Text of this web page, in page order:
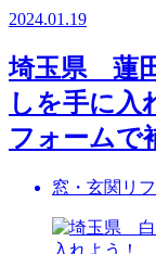
2024.01.19
埼玉県 蓮
しを手に
フォームで
窓・玄関リ